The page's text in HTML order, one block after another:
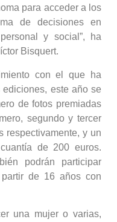
para acceder a los
de decisiones en
y social”, ha
Bisquert.
con el que ha
este año se
de fotos premiadas
segundo y tercer
respectivamente, y un
de 200 euros.
podrán participar
de 16 años con
una mujer o varias,